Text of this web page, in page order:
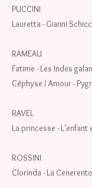
PUCCINI
Lauretta - Gianni
RAMEAU
Fatime - Les Indes
Céphyse / Amour -
RAVEL
La princesse -
ROSSINI
Clorinda - La